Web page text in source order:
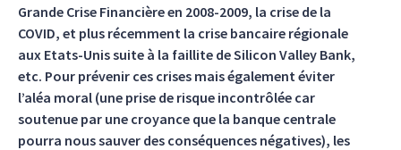
Grande Crise Financière en 2008-2009, la crise de la
COVID, et plus récemment la crise bancaire régionale
aux Etats-Unis suite à la faillite de Silicon Valley Bank,
etc. Pour prévenir ces crises mais également éviter
l’aléa moral (une prise de risque incontrôlée car
soutenue par une croyance que la banque centrale
pourra nous sauver des conséquences négatives), les